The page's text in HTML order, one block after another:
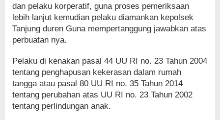
dan pelaku korperatif, guna proses pemeriksaan
lebih lanjut kemudian pelaku diamankan kepolsek
Tanjung duren Guna mempertanggung jawabkan atas
perbuatan nya.
Pelaku di kenakan pasal 44 UU RI no. 23 Tahun 2004
tentang penghapusan kekerasan dalam rumah
tangga atau pasal 80 UU RI no. 35 Tahun 2014
tentang perubahan atas UU RI no. 23 Tahun 2002
tentang perlindungan anak.